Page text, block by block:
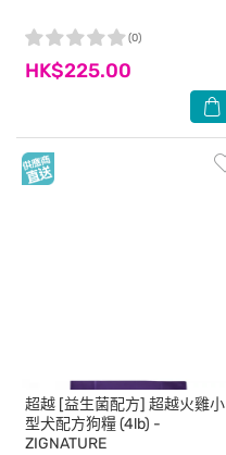
HK$225.00
(0)
超越 [益生菌配方] 超越火雞小
型犬配方狗糧 (4lb) -
ZIGNATURE